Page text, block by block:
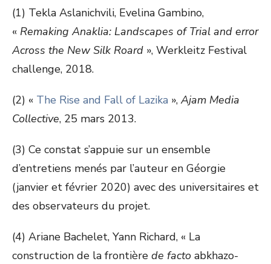
(1) Tekla Aslanichvili, Evelina Gambino,
« Remaking Anaklia: Landscapes of Trial and error
Across the New Silk Roard », Werkleitz Festival
challenge, 2018.
(2) « The Rise and Fall of Lazika », Ajam Media
Collective, 25 mars 2013.
(3) Ce constat s’appuie sur un ensemble
d’entretiens menés par l’auteur en Géorgie
(janvier et février 2020) avec des universitaires et
des observateurs du projet.
(4) Ariane Bachelet, Yann Richard, « La
construction de la frontière de facto abkhazo-